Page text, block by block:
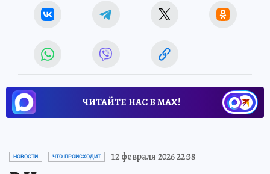
ЧИТАЙТЕ НАС В МАХ!
НОВОСТИ ЧТО ПРОИСХОДИТ 12 февраля 2026 22:38